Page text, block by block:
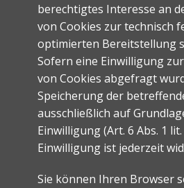
berechtigtes Interesse an
von Cookies zur technisch
optimierten Bereitstellung
Sofern eine Einwilligung
von Cookies abgefragt
Speicherung der
ausschließlich auf
Einwilligung (Art. 6 Abs. 1 lit.
Einwilligung ist jederzeit
Sie können Ihren Browser